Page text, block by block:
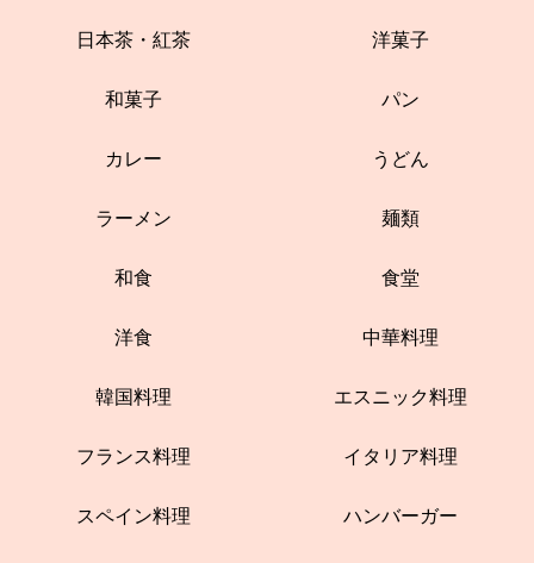
日本茶・紅茶 洋菓子
和菓子 パン
カレー うどん
ラーメン 麺類
和食 食堂
洋食 中華料理
韓国料理 エスニック料理
フランス料理 イタリア料理
スペイン料理 ハンバーガー